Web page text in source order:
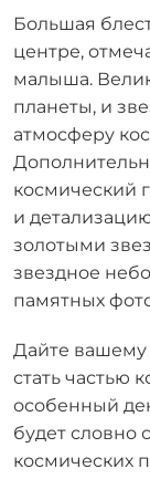
Большая
центре,
малыша.
планеты, и
атмосферу
космический
и
золотыми
звездное
памятных
Дайте вашему
стать частью
особенный
будет словно
космических